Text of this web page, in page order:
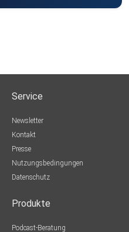
Service
Newsletter
Kontakt
Presse
Nutzungsbedingungen
Datenschutz
Produkte
Podcast-Beratung